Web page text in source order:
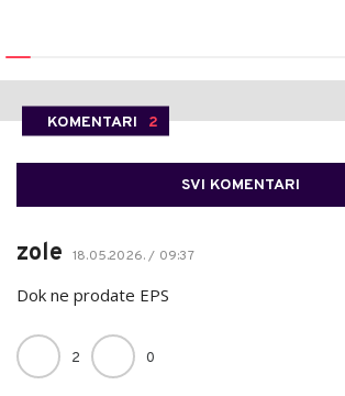
KOMENTARI 2
SVI KOMENTARI
zole 18.05.2026. / 09:37
Dok ne prodate EPS
2 0